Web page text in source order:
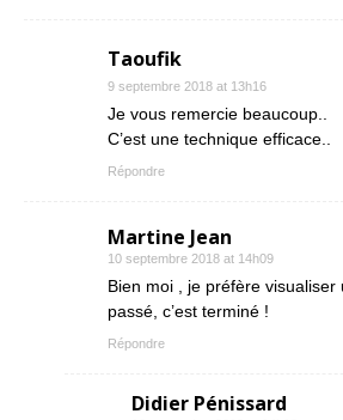
Taoufik
9 septembre 2018 at 13h16
Je vous remercie beaucoup..
C’est une technique efficace..
Répondre
Martine Jean
10 septembre 2018 at 14h09
Bien moi , je préfère
passé, c’est terminé !
Répondre
Didier Pénissard